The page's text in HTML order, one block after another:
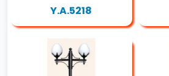
Y.A.5218